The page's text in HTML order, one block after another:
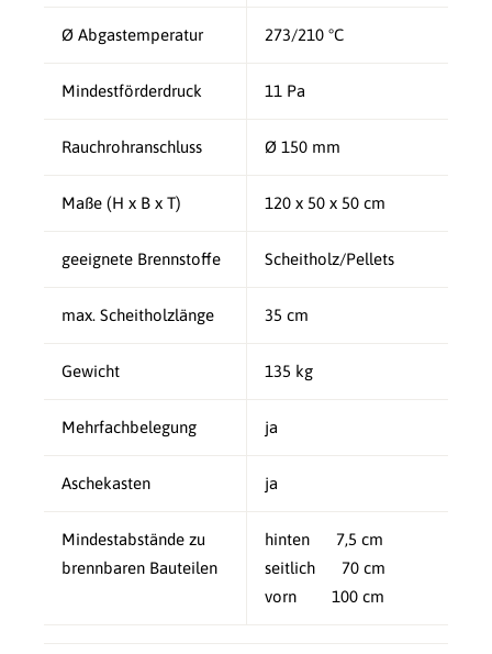
Ø Abgastemperatur 273/210 °C
Mindestförderdruck 11 Pa
Rauchrohranschluss Ø 150 mm
Maße (H x B x T) 120 x 50 x 50 cm
geeignete Brennstoffe Scheitholz/Pellets
max. Scheitholzlänge 35 cm
Gewicht 135 kg
Mehrfachbelegung ja
Aschekasten ja
Mindestabstände zu
brennbaren Bauteilen
hinten 7,5 cm
seitlich 70 cm
vorn 100 cm